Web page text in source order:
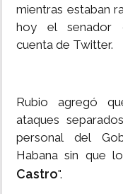
mientras estaban
hoy el senador
cuenta de Twitter.
Rubio agregó
ataques
personal del
Habana sin que
Castro".